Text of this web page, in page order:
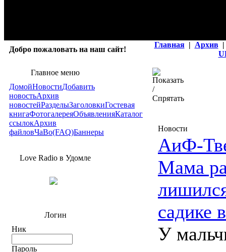
Добро пожаловать на наш сайт!
Главная | Архив |
Главное меню
ДомойНовостиДобавить
новостьАрхив
новостейРазделыЗаголовкиГостевая
книгаФотогалереяОбъявленияКаталог
ссылокАрхив
файловЧаВо(FAQ)Баннеры
Love Radio в Удомле
Логин
Ник
Пароль
Новости
АиФ-
Мама
садике
У